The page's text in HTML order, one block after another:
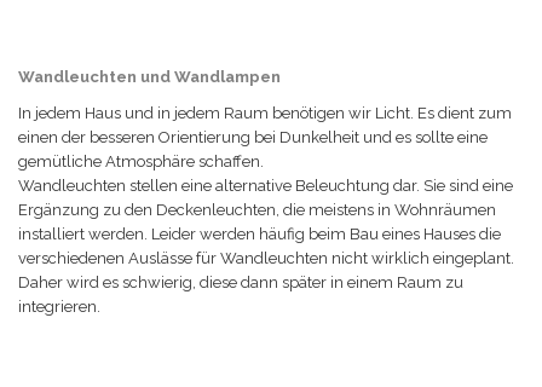
Wandleuchten und Wandlampen
In jedem Haus und in jedem Raum benötigen wir Licht. Es dient zum
einen der besseren Orientierung bei Dunkelheit und es sollte eine
gemütliche Atmosphäre schaffen.
Wandleuchten stellen eine alternative Beleuchtung dar. Sie sind eine
Ergänzung zu den Deckenleuchten, die meistens in Wohnräumen
installiert werden. Leider werden häufig beim Bau eines Hauses die
verschiedenen Auslässe für Wandleuchten nicht wirklich eingeplant.
Daher wird es schwierig, diese dann später in einem Raum zu
integrieren.